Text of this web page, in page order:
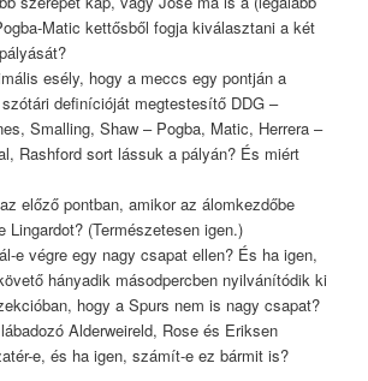
Matic kettősből fogja kiválasztani a két
esély, hogy a meccs egy pontján a
definícióját megtestesítő DDG –
Smalling, Shaw – Pogba, Matic, Herrera –
Rashford sort lássuk a pályán? És miért
előző pontban, amikor az álomkezdőbe
Lingardot? (Természetesen igen.)
e végre egy nagy csapat ellen? És ha igen,
hányadik másodpercben nyilvánítódik ki
hogy a Spurs nem is nagy csapat?
Alderweireld, Rose és Eriksen
e, és ha igen, számít-e ez bármit is?